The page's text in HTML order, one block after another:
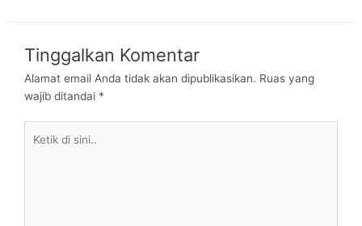
Tinggalkan Komentar
Alamat email Anda tidak akan dipublikasikan. Ruas yang
wajib ditandai *